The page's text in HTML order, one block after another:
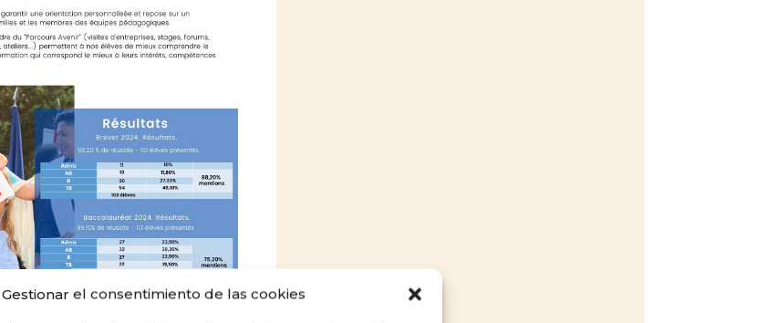
Gestionar el consentimiento de las cookies